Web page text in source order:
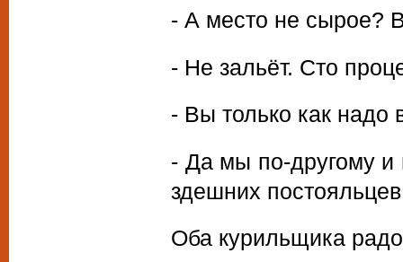
- А место не сырое?
- Не зальёт. Сто
- Вы только как надо
- Да мы по-другому и
здешних
Оба курильщика